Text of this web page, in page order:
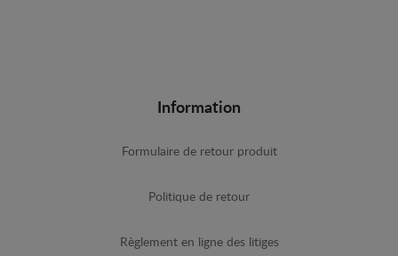
Information
Formulaire de retour produit
Politique de retour
Règlement en ligne des litiges